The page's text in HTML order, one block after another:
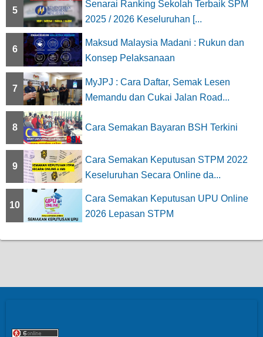
5
Senarai Ranking Sekolah Terbaik SPM
2025 / 2026 Keseluruhan [...
6
Maksud Malaysia Madani : Rukun dan
Konsep Pelaksanaan
7
MyJPJ : Cara Daftar, Semak Lesen
Memandu dan Cukai Jalan Road...
8 Cara Semakan Bayaran BSH Terkini
9
Cara Semakan Keputusan STPM 2022
Keseluruhan Secara Online da...
10
Cara Semakan Keputusan UPU Online
2026 Lepasan STPM